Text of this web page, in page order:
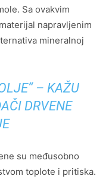
Sa ovakvim
napravljenim
mineralnoj
– KAŽU
DRVENE
su međusobno
toplote i pritiska.